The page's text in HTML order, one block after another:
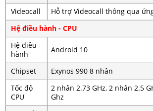
Videocall
Hỗ trợ Videocall thông qua
Hệ điều hành - CPU
Hệ điều
hành
Android 10
Chipset
Exynos 990 8 nhân
Tốc độ
CPU
2 nhân 2.73 GHz, 2 nhân 2.5
Ghz